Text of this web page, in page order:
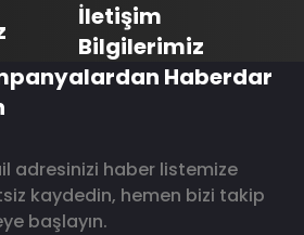
İletişim
Bilgilerimiz
Haberdar
adresinizi haber listemize
kaydedin, hemen bizi takip
başlayın.